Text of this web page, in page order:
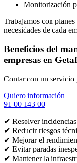
Monitorización
Trabajamos con
necesidades de cada
Beneficios del
empresas en
Contar con un servicio
Quiero información
91 00 143 00
✔ Resolver
✔ Reducir riesgos
✔ Mejorar el
✔ Evitar paradas
✔ Mantener la